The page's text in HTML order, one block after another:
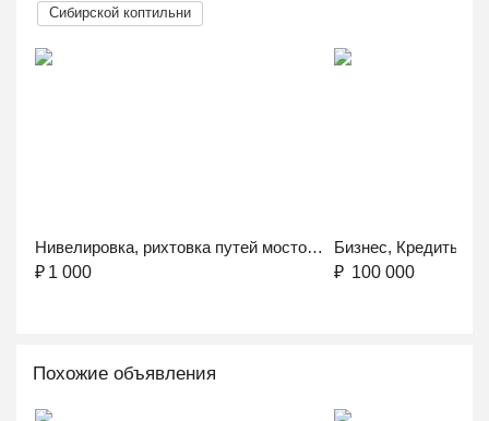
Сибирской коптильни
Нивелировка, рихтовка путей мостового крана
₽ 1 000 ₽ 100 000
Похожие объявления